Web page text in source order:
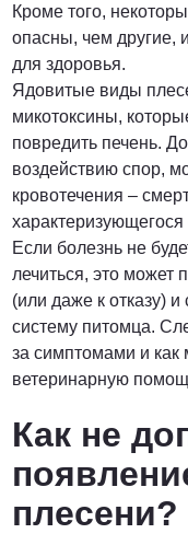
Кроме того,
опасны, чем другие,
для здоровья.
Ядовитые виды
микотоксины,
повредить печень.
воздействию спор,
кровотечения –
Если болезнь не
лечиться, это может
(или даже к отказу)
систему питомца.
за симптомами и как
ветеринарную
Как не
плесени?